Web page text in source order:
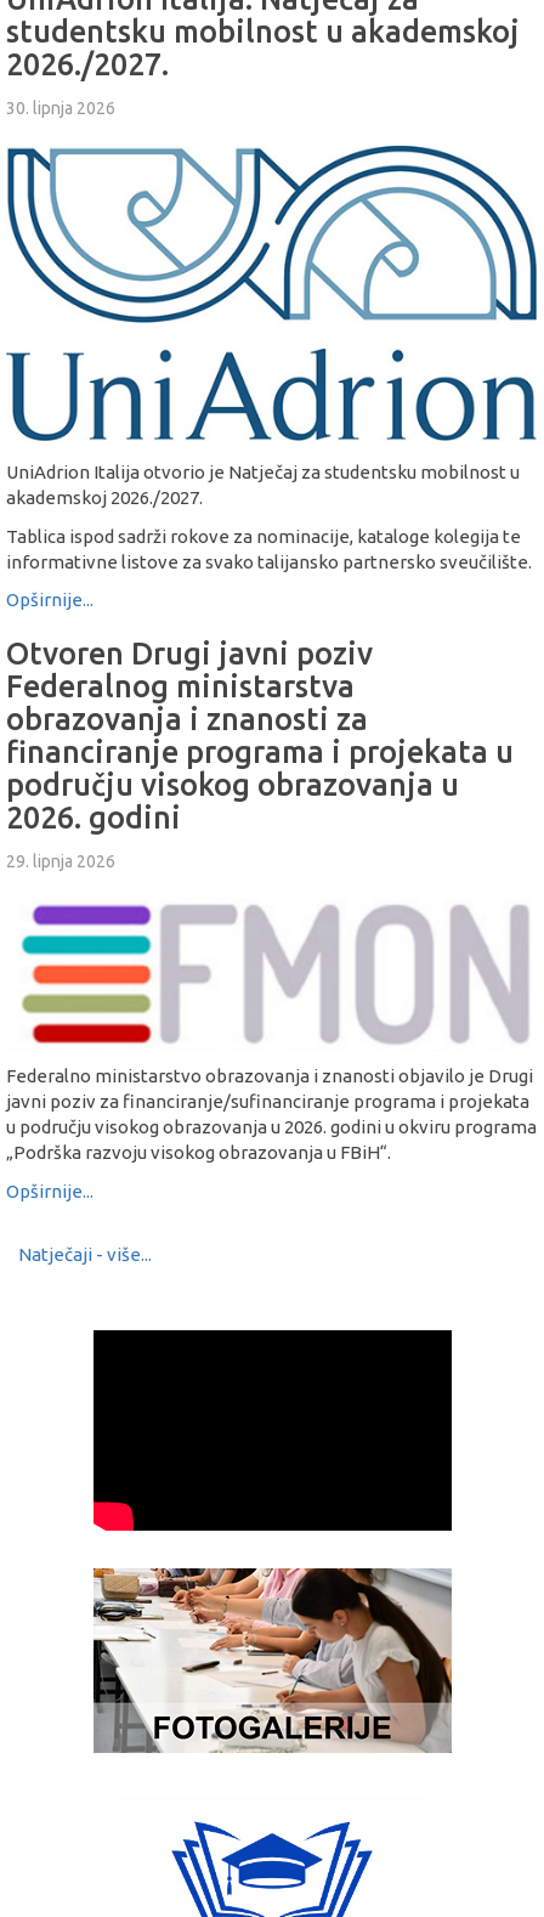
studentsku mobilnost u akademskoj
2026./2027.
30. lipnja 2026
UniAdrion Italija otvorio je Natječaj za studentsku mobilnost u
akademskoj 2026./2027.
Tablica ispod sadrži rokove za nominacije, kataloge kolegija te
informativne listove za svako talijansko partnersko sveučilište.
Opširnije...
Otvoren Drugi javni poziv
Federalnog ministarstva
obrazovanja i znanosti za
financiranje programa i projekata u
području visokog obrazovanja u
2026. godini
29. lipnja 2026
Federalno ministarstvo obrazovanja i znanosti objavilo je Drugi
javni poziv za financiranje/sufinanciranje programa i projekata
u području visokog obrazovanja u 2026. godini u okviru programa
„Podrška razvoju visokog obrazovanja u FBiH“.
Opširnije...
Natječaji - više...